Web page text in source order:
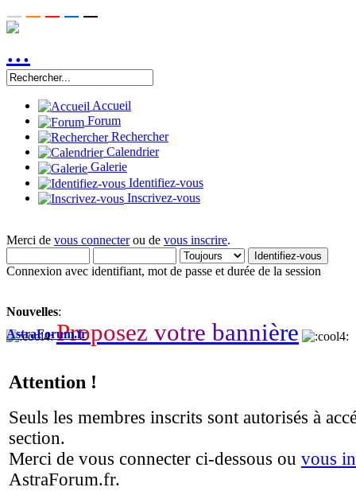
Accueil
Forum
Rechercher
Calendrier
Galerie
Identifiez-vous
Inscrivez-vous
Merci de vous connecterou de vous inscrire.
Connexion avec identifiant, mot de passe et durée de la session
Nouvelles:
Proposez votre bannière
AstraForum.fr
Attention !
Seuls les membres inscrits sont autorisés à
section.
Merci de vous connecter ci-dessous ou vous
AstraForum.fr.